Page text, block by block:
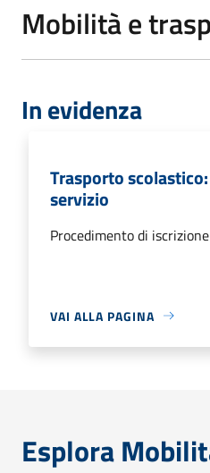
Mobilità e
In evidenza
Trasporto
servizio
Procedimento di
VAI ALLA PAGINA
Esplora